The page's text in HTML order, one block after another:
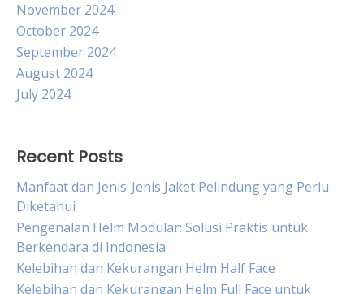
November 2024
October 2024
September 2024
August 2024
July 2024
Recent Posts
Manfaat dan Jenis-Jenis Jaket Pelindung yang Perlu
Diketahui
Pengenalan Helm Modular: Solusi Praktis untuk
Berkendara di Indonesia
Kelebihan dan Kekurangan Helm Half Face
Kelebihan dan Kekurangan Helm Full Face untuk